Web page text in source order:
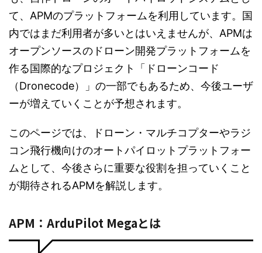
て、APMのプラットフォームを利用しています。国
内ではまだ利用者が多いとはいえませんが、APMは
オープンソースのドローン開発プラットフォームを
作る国際的なプロジェクト「ドローンコード
（Dronecode）」の一部でもあるため、今後ユーザ
ーが増えていくことが予想されます。
このページでは、ドローン・マルチコプターやラジ
コン飛行機向けのオートパイロットプラットフォー
ムとして、今後さらに重要な役割を担っていくこと
が期待されるAPMを解説します。
APM：ArduPilot Megaとは